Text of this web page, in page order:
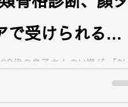
ップス、ボトム
ーなどたくさん購入されまし
で受けられるか
息子ペア】
の息子さんのH様が 「似合